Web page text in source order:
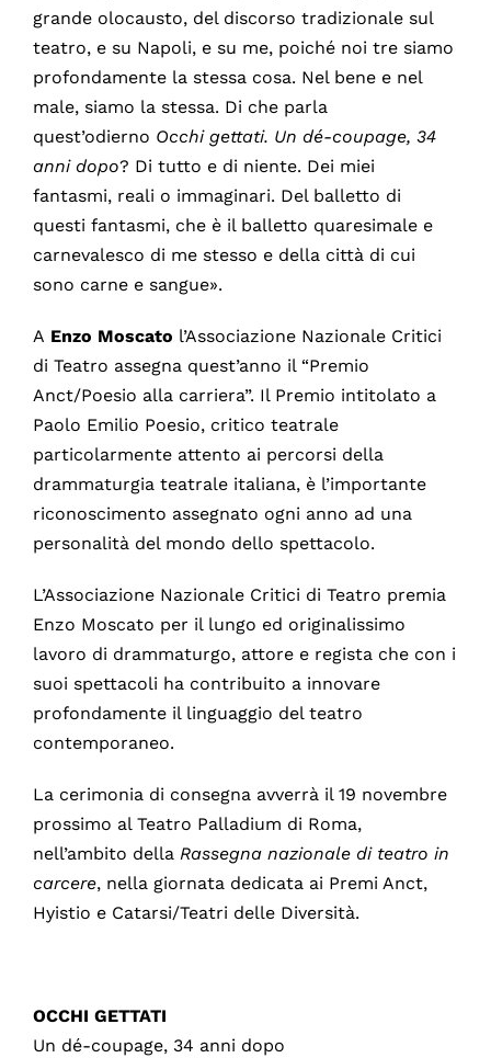
grande olocausto, del discorso tradizionale sul
teatro, e su Napoli, e su me, poiché noi tre siamo
profondamente la stessa cosa. Nel bene e nel
male, siamo la stessa. Di che parla
quest’odierno Occhi gettati. Un dé-coupage, 34
anni dopo? Di tutto e di niente. Dei miei
fantasmi, reali o immaginari. Del balletto di
questi fantasmi, che è il balletto quaresimale e
carnevalesco di me stesso e della città di cui
sono carne e sangue».
A Enzo Moscato l’Associazione Nazionale Critici
di Teatro assegna quest’anno il “Premio
Anct/Poesio alla carriera”. Il Premio intitolato a
Paolo Emilio Poesio, critico teatrale
particolarmente attento ai percorsi della
drammaturgia teatrale italiana, è l’importante
riconoscimento assegnato ogni anno ad una
personalità del mondo dello spettacolo.
L’Associazione Nazionale Critici di Teatro premia
Enzo Moscato per il lungo ed originalissimo
lavoro di drammaturgo, attore e regista che con i
suoi spettacoli ha contribuito a innovare
profondamente il linguaggio del teatro
contemporaneo.
La cerimonia di consegna avverrà il 19 novembre
prossimo al Teatro Palladium di Roma,
nell’ambito della Rassegna nazionale di teatro in
carcere, nella giornata dedicata ai Premi Anct,
Hyistio e Catarsi/Teatri delle Diversità.
OCCHI GETTATI
Un dé-coupage, 34 anni dopo